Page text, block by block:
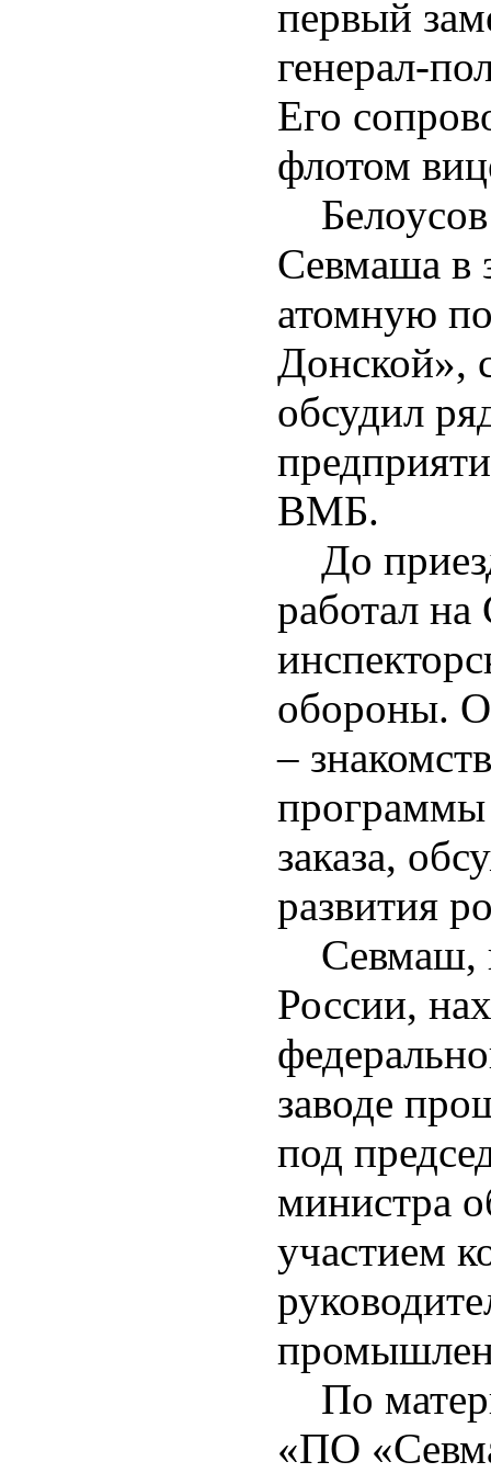
первый
генерал-
Его
флотом
Белоусов
Севмаша в
атомную
Донской»,
обсудил
ВМБ.
До
работал на
обороны.
–
программы
заказа,
развития
Севмаш,
России,
заводе
под
министра
участием
По
«ПО